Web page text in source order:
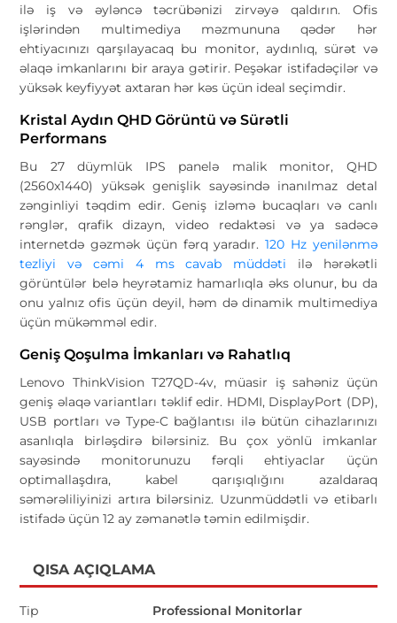
ilə iş və əyləncə təcrübənizi zirvəyə qaldırın. Ofis
işlərindən multimediya məzmununa qədər hər
ehtiyacınızı qarşılayacaq bu monitor, aydınlıq, sürət və
əlaqə imkanlarını bir araya gətirir. Peşəkar istifadəçilər və
yüksək keyfiyyət axtaran hər kəs üçün ideal seçimdir.
Kristal Aydın QHD Görüntü və Sürətli
Performans
Bu 27 düymlük IPS panelə malik monitor, QHD
(2560x1440) yüksək genişlik sayəsində inanılmaz detal
zənginliyi təqdim edir. Geniş izləmə bucaqları və canlı
rənglər, qrafik dizayn, video redaktəsi və ya sadəcə
internetdə gəzmək üçün fərq yaradır.120 Hz yenilənmə
tezliyi və cəmi 4 ms cavab müddəti ilə hərəkətli
görüntülər belə heyrətamiz hamarlıqla əks olunur, bu da
onu yalnız ofis üçün deyil, həm də dinamik multimediya
üçün mükəmməl edir.
Geniş Qoşulma İmkanları və Rahatlıq
Lenovo ThinkVision T27QD-4v, müasir iş sahəniz üçün
geniş əlaqə variantları təklif edir. HDMI, DisplayPort (DP),
USB portları və Type-C bağlantısı ilə bütün cihazlarınızı
asanlıqla birləşdirə bilərsiniz. Bu çox yönlü imkanlar
sayəsində monitorunuzu fərqli ehtiyaclar üçün
optimallaşdıra, kabel qarışıqlığını azaldaraq
səmərəliliyinizi artıra bilərsiniz. Uzunmüddətli və etibarlı
istifadə üçün 12 ay zəmanətlə təmin edilmişdir.
QISA AÇIQLAMA
Tip Professional Monitorlar